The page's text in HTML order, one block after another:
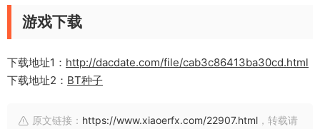
游戏下载
下载地址1： http://dacdate.com/file/cab3c86413ba30cd.html
下载地址2： BT种子
原文链接： https://www.xiaoerfx.com/22907.html ，转载请